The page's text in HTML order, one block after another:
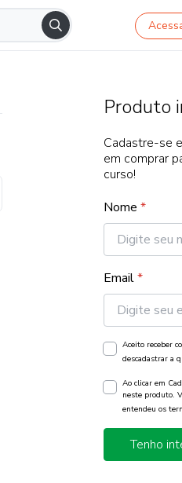
Produto
Cadastre-se
em comprar
curso!
Nome *
Email*
Aceito receber
descadastrar a
Ao clicar em
neste produto.
entendeu os
Tenho